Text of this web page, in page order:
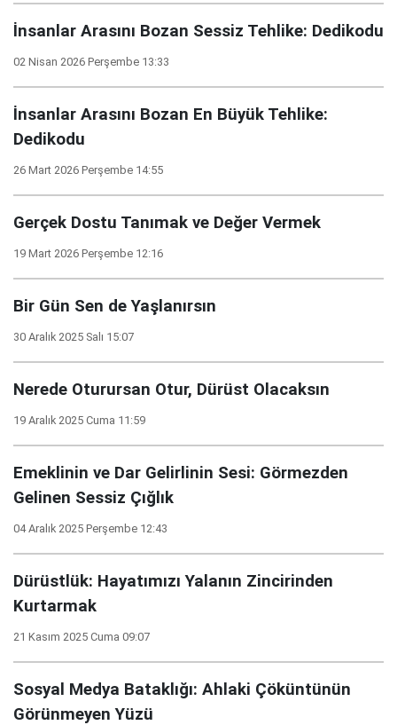
İnsanlar Arasını Bozan Sessiz Tehlike: Dedikodu
02 Nisan 2026 Perşembe 13:33
İnsanlar Arasını Bozan En Büyük Tehlike:
Dedikodu
26 Mart 2026 Perşembe 14:55
Gerçek Dostu Tanımak ve Değer Vermek
19 Mart 2026 Perşembe 12:16
Bir Gün Sen de Yaşlanırsın
30 Aralık 2025 Salı 15:07
Nerede Oturursan Otur, Dürüst Olacaksın
19 Aralık 2025 Cuma 11:59
Emeklinin ve Dar Gelirlinin Sesi: Görmezden
Gelinen Sessiz Çığlık
04 Aralık 2025 Perşembe 12:43
Dürüstlük: Hayatımızı Yalanın Zincirinden
Kurtarmak
21 Kasım 2025 Cuma 09:07
Sosyal Medya Bataklığı: Ahlaki Çöküntünün
Görünmeyen Yüzü